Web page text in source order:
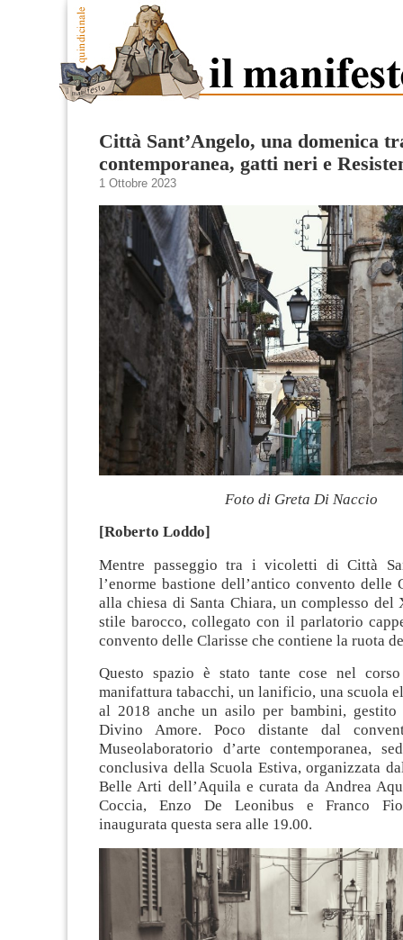
Città Sant’Angelo, una domenica
contemporanea, gatti neri e
1 Ottobre 2023
Foto di Greta Di Naccio
[Roberto Loddo]
Mentre passeggio tra i vicoletti di Città
l’enorme bastione dell’antico convento delle
alla chiesa di Santa Chiara, un complesso
stile barocco, collegato con il parlatorio
convento delle Clarisse che contiene la ruota
Questo spazio è stato tante cose nel
manifattura tabacchi, un lanificio, una scuola
al 2018 anche un asilo per bambini, gestito
Divino Amore. Poco distante dal
Museolaboratorio d’arte contemporanea,
conclusiva della Scuola Estiva, organizzata
Belle Arti dell’Aquila e curata da Andrea
Coccia, Enzo De Leonibus e Franco
inaugurata questa sera alle 19.00.